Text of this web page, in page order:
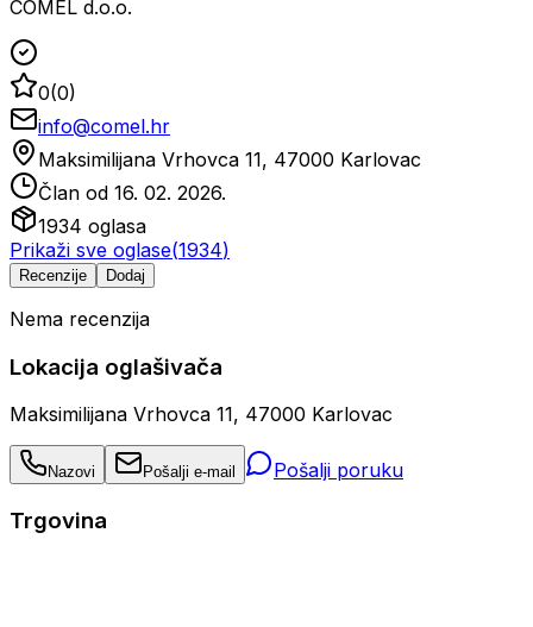
COMEL d.o.o.
0(0)
info@comel.hr
Maksimilijana Vrhovca 11, 47000 Karlovac
Član od 16. 02. 2026.
1934 oglasa
Prikaži sve oglase(1934)
Recenzije Dodaj
Nema recenzija
Lokacija oglašivača
Maksimilijana Vrhovca 11, 47000 Karlovac
Nazovi Pošalji e-mail Pošalji poruku
Trgovina